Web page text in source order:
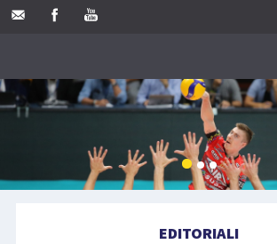
EDITORIALI